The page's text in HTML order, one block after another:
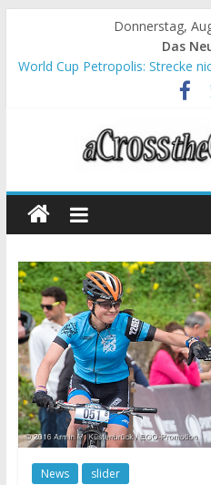
Donnerstag,
Das
World Cup Petropolis: Strecke
Krumbach und
Supercup Massi Banyoles:
Halbzeit beim Andalucia Bike
Chelva: Schweizer Doppelsieg
News slider